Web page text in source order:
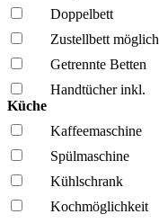
Doppelbett
Zustellbett möglich
Getrennte Betten
Handtücher inkl.
Küche
Kaffee­maschine
Spül­maschine
Kühl­schrank
Kochmöglich­keit